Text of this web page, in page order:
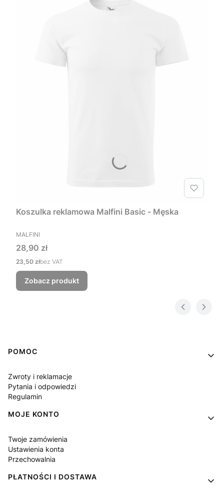
Koszulka reklamowa Malfini Basic - Męska
PRODUCENT
MALFINI
Cena
28,90 zł
Cena
23,50 złbez VAT
Zobacz produkt
Linki w stopce
POMOC
Zwroty i reklamacje
Pytania i odpowiedzi
Regulamin
MOJE KONTO
Twoje zamówienia
Ustawienia konta
Przechowalnia
PŁATNOŚCI I DOSTAWA